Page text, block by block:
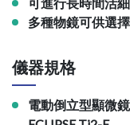
可進行長時間活
多種物鏡可供選
儀器規格
電動倒立型顯微